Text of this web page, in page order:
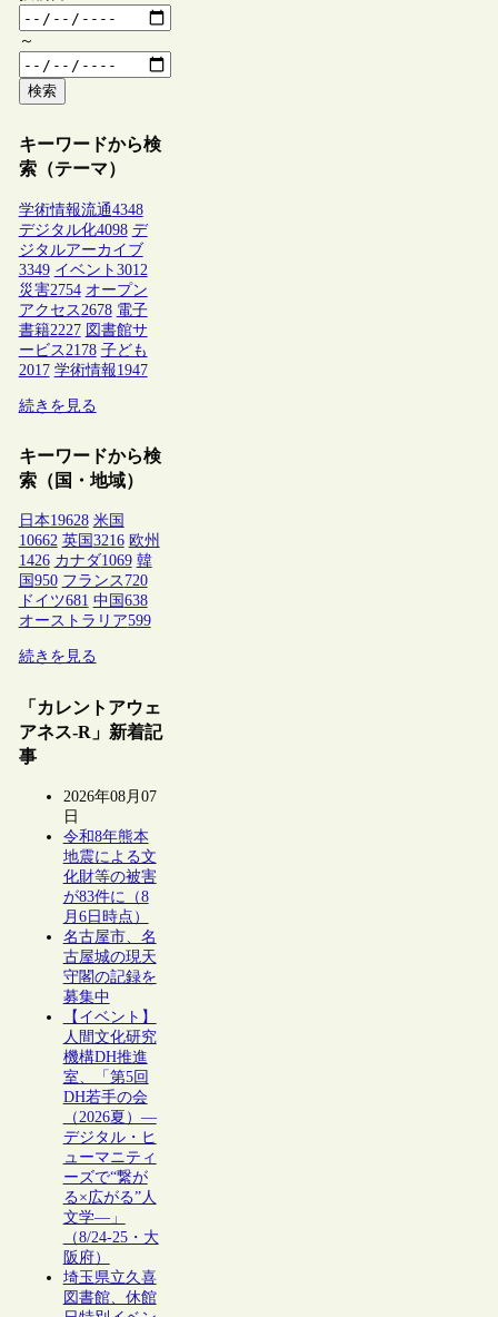
～
検索
キーワードから検
索（テーマ）
学術情報流通4348
デジタル化4098 デ
ジタルアーカイブ
3349 イベント 3012
災害2754 オープン
アクセス 2678 電子
書籍2227 図書館サ
ービス 2178 子ども
2017 学術情報1947
続きを見る
キーワードから検
索（国・地域）
日本19628 米国
10662 英国 3216 欧州
1426 カナダ1069 韓
国 950 フランス 720
ドイツ681 中国 638
オーストラリア599
続きを見る
「カレントアウェ
アネス-R」新着記
事
2026年08月07
日
令和8年熊本
地震による文
化財等の被害
が83件に（8
月6日時点）
名古屋市、名
古屋城の現天
守閣の記録を
募集中
【イベント】
人間文化研究
機構DH推進
室、「第5回
DH若手の会
（2026夏）―
デジタル・ヒ
ューマニティ
ーズで“繋が
る×広がる”人
文学―」
（8/24-25・大
阪府）
埼玉県立久喜
図書館、休館